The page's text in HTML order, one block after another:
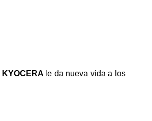
KYOCERA le da nueva vida a los